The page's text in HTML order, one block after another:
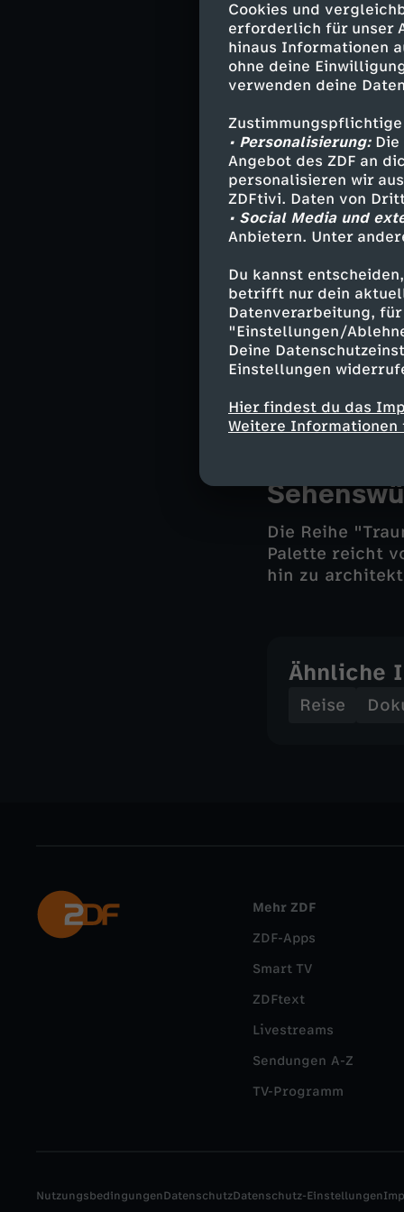
Cookies und
erforderlich für unser
hinaus Informationen
ohne deine
verwenden deine
• Personalisierung:Die
Angebot des ZDF an
personalisieren wir
ZDFtivi. Daten von
• Social Media und
Anbietern. Unter
Du kannst
betrifft nur dein
Datenverarbeitung,
"Einstellungen/
Deine
Einstellungen
Hier findest du das
Weitere
Generationen
Spezia: Ihre
steinernen
La Spezia, mit
Herz der
Pastellfarbene
die tiefe
Der
die Dörfer
nur über
auf der Suche
Grüne Hügel
Künstler,
Mit
Die Reihe
Palette reicht
hin zu
Ähnliche
Reise
Mehr ZDF
ZDF-Apps
Smart TV
ZDFtext
Livestreams
Sendungen A-Z
TV-Programm
NutzungsbedingungenDatenschutzDatenschutz-Einstellungen